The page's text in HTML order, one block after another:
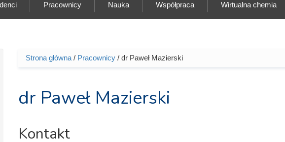
Pracownicy Nauka Współpraca Wirtualna chemia
Jesteś tutaj
Strona główna/ Pracownicy/ dr Paweł Mazierski
dr Paweł Mazierski
Kontakt